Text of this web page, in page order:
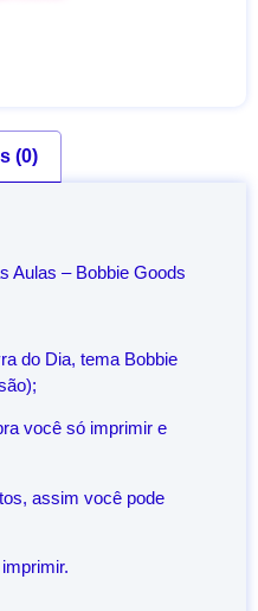
(0)
Aulas – Bobbie Goods
do Dia, tema Bobbie
você só imprimir e
assim você pode